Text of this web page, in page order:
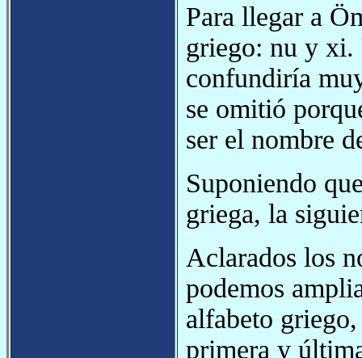
Para llegar a
griego: nu y xi.
confundiría
se omitió
ser el nombre
Suponiendo
griega, la
Aclarados los
podemos
alfabeto
primera y